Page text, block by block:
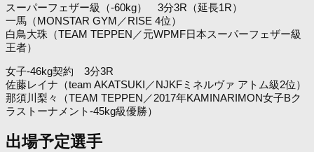
スーパーフェザー級（-60kg） 3分3R（延長1R）
一馬（MONSTAR GYM／RISE 4位）
白鳥大珠（TEAM TEPPEN／元WPMF日本スーパーフェザー級
王者）
女子-46kg契約 3分3R
佐藤レイナ（team AKATSUKI／NJKFミネルヴァ アトム級2位）
那須川梨々（TEAM TEPPEN／2017年KAMINARIMON女子Bク
ラストーナメント-45kg級優勝）
出場予定選手